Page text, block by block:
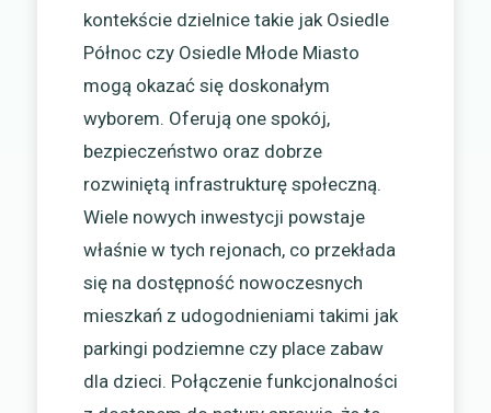
kontekście dzielnice takie jak Osiedle
Północ czy Osiedle Młode Miasto
mogą okazać się doskonałym
wyborem. Oferują one spokój,
bezpieczeństwo oraz dobrze
rozwiniętą infrastrukturę społeczną.
Wiele nowych inwestycji powstaje
właśnie w tych rejonach, co przekłada
się na dostępność nowoczesnych
mieszkań z udogodnieniami takimi jak
parkingi podziemne czy place zabaw
dla dzieci. Połączenie funkcjonalności